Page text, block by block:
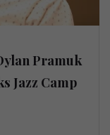
Pramuk
Jazz Camp